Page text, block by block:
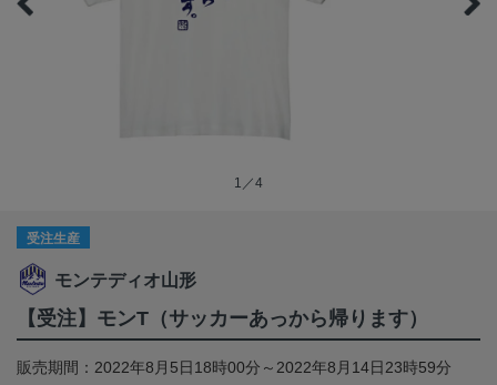
1／4
受注生産
モンテディオ山形
【受注】モンT（サッカーあっから帰ります）
販売期間：2022年8月5日18時00分～2022年8月14日23時59分